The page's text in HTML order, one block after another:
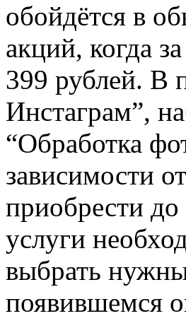
обойдётся в
акций, когда
399 рублей. В
Инстаграм”,
“Обработка
зависимости
приобрести
услуги
выбрать
появившемся